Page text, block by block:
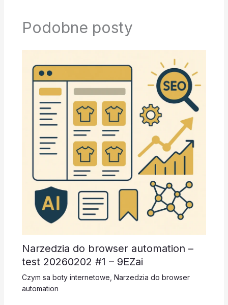
Podobne posty
Narzedzia do browser automation –
test 20260202 #1 – 9EZai
Czym sa boty internetowe Narzedzia do browser
automation